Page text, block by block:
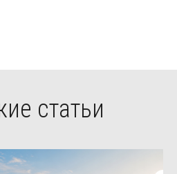
статьи